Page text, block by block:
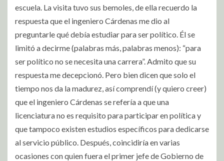
escuela. La visita tuvo sus bemoles, de ella recuerdo la
respuesta que el ingeniero Cárdenas me dio al
preguntarle qué debía estudiar para ser político. Él se
limitó a decirme (palabras más, palabras menos): “para
ser político no se necesita una carrera”. Admito que su
respuesta me decepcionó. Pero bien dicen que solo el
tiempo nos da la madurez, así comprendí (y quiero creer)
que el ingeniero Cárdenas se refería a que una
licenciatura no es requisito para participar en política y
que tampoco existen estudios específicos para dedicarse
al servicio público. Después, coincidiría en varias
ocasiones con quien fuera el primer jefe de Gobierno de